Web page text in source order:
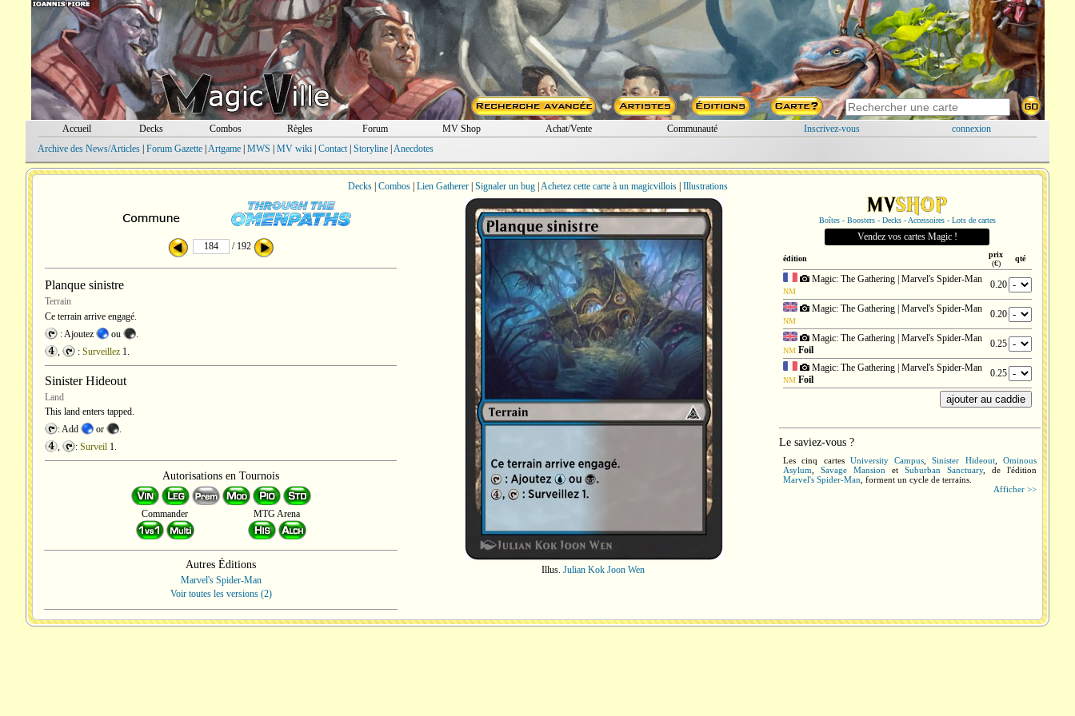
Accueil Decks Combos Règles Forum MV Shop Achat/Vente Communauté Inscrivez-vous
connexion
Archive des News/Articles| Forum Gazette| Artgame| MWS MV wiki| Contact| Storyline| Anecdotes
Decks| Combos| Lien Gatherer| Signaler un bug| Achetez cette carte à un magicvillois| Illustrations
/ 192
Planque sinistre
Terrain
Ce terrain arrive engagé.
: Ajoutez
ou
.
,
: Surveillez 1.
Sinister Hideout
Land
This land enters tapped.
: Add
or
.
,
: Surveil 1.
Autorisations en Tournois
Commander MTG Arena
Autres Éditions
Marvel's Spider-Man
Voir toutes les versions (2)
Illus. Julian Kok Joon Wen
Boîtes - Boosters - Decks - Accessoires - Lots de cartes
Vendez vos cartes Magic !
édition
prix
(€)
qté
Magic: The Gathering | Marvel's Spider-Man
NM
0.20
Magic: The Gathering | Marvel's Spider-Man
NM
0.20
Magic: The Gathering | Marvel's Spider-Man
NM Foil
0.25
Magic: The Gathering | Marvel's Spider-Man
NM Foil
0.25
Le saviez-vous ?
Les cinq cartes University Campus ,Sinister Hideout,Ominous
Asylum
Savage Mansion et Suburban Sanctuary, de l'édition
Marvel's Spider-Man , forment un cycle de terrains.
Afficher >>